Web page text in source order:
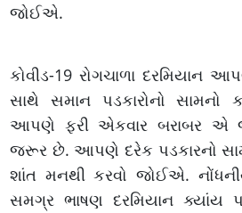
જોઈએ.
કોવીડ-19 રોગચાળા દરમિયાન
સાથે સમાન પડકારોનો
આપણે ફરી એકવાર બરાબર એ જ
જરૂર છે. આપણે દરેક પડકારનો
શાંત મનથી કરવો જોઈએ.
સમગ્ર ભાષણ દરમિયાન ક્યાંય